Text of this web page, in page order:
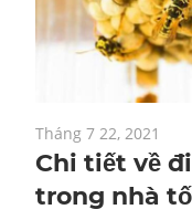
Tháng 7 22, 2021
Chi tiết về
trong nhà